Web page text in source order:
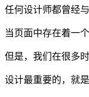
任何设计师都曾经
当页面中存在着一
但是，我们在很多
设计最重要的，就